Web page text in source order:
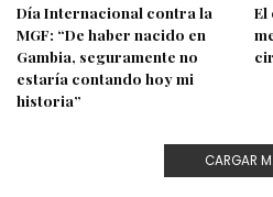
Día Internacional contra la
MGF: “De haber nacido en
Gambia, seguramente no
estaría contando hoy mi
historia”
El
CARGAR